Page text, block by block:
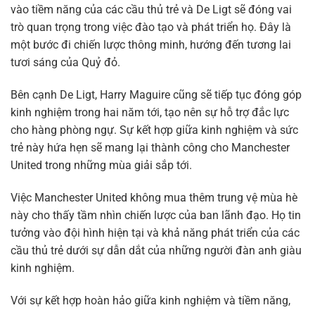
vào tiềm năng của các cầu thủ trẻ và De Ligt sẽ đóng vai
trò quan trọng trong việc đào tạo và phát triển họ. Đây là
một bước đi chiến lược thông minh, hướng đến tương lai
tươi sáng của Quỷ đỏ.
Bên cạnh De Ligt, Harry Maguire cũng sẽ tiếp tục đóng góp
kinh nghiệm trong hai năm tới, tạo nên sự hỗ trợ đắc lực
cho hàng phòng ngự. Sự kết hợp giữa kinh nghiệm và sức
trẻ này hứa hẹn sẽ mang lại thành công cho Manchester
United trong những mùa giải sắp tới.
Việc Manchester United không mua thêm trung vệ mùa hè
này cho thấy tầm nhìn chiến lược của ban lãnh đạo. Họ tin
tưởng vào đội hình hiện tại và khả năng phát triển của các
cầu thủ trẻ dưới sự dẫn dắt của những người đàn anh giàu
kinh nghiệm.
Với sự kết hợp hoàn hảo giữa kinh nghiệm và tiềm năng,